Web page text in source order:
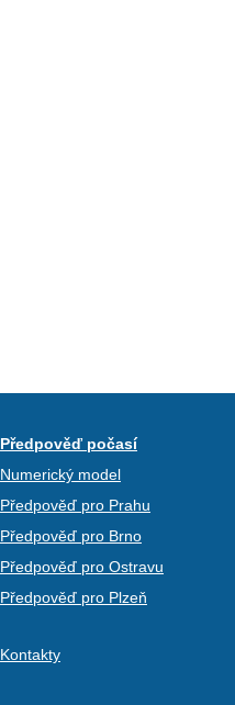
Předpověď počasí
Numerický model
Předpověď pro Prahu
Předpověď pro Brno
Předpověď pro Ostravu
Předpověď pro Plzeň
Kontakty